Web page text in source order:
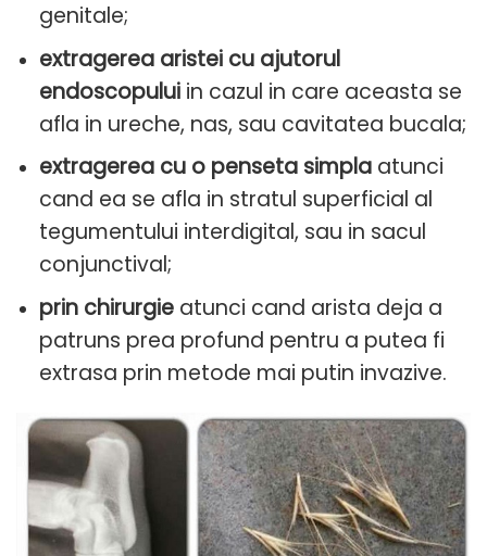
genitale;
extragerea aristei cu ajutorul
endoscopuluiin cazul in care aceasta se
afla in ureche, nas, sau cavitatea bucala;
extragerea cu o penseta simplaatunci
cand ea se afla in stratul superficial al
tegumentului interdigital, sau in sacul
conjunctival;
prin chirurgieatunci cand arista deja a
patruns prea profund pentru a putea fi
extrasa prin metode mai putin invazive.